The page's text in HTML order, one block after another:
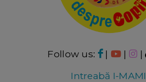
Follow us: | | |
Intreabă I-MAMI